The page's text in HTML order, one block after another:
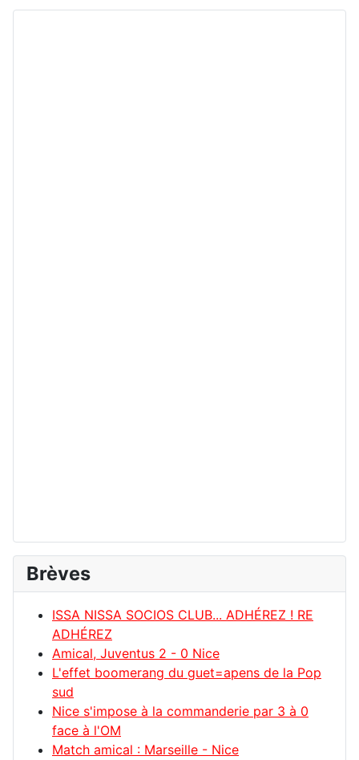
Brèves
ISSA NISSA SOCIOS CLUB... ADHÉREZ ! RE
ADHÉREZ
Amical, Juventus 2 - 0 Nice
L'effet boomerang du guet=apens de la Pop
sud
Nice s'impose à la commanderie par 3 à 0
face à l'OM
Match amical : Marseille - Nice